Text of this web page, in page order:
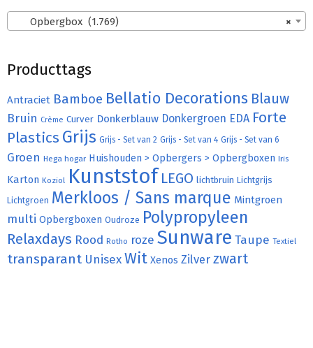
×
Opbergbox (1.769)
Producttags
Antraciet Bamboe Bellatio Decorations Blauw
Bruin Crème Curver Donkerblauw Donkergroen EDA Forte
Plastics Grijs Grijs - Set van 2 Grijs - Set van 4 Grijs - Set van 6
Groen Hega hogar Huishouden > Opbergers > Opbergboxen Iris
Karton Koziol Kunststof LEGO lichtbruin Lichtgrijs
Lichtgroen Merkloos / Sans marque Mintgroen
multi Opbergboxen Oudroze Polypropyleen
Relaxdays Rood Rotho roze Sunware Taupe Textiel
transparant UnisexWit Xenos Zilver zwart